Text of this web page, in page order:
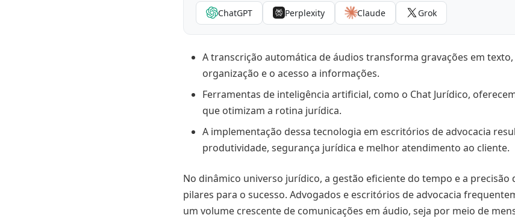
Economia de tempo e aumento da produtividade
Segurança jurídica e compliance
Melhoria na qualidade das peças processuais
Chat Jurídico: a ferramenta ideal para transcrição automática de
Como implementar a transcrição automática de áudios no escritório
Transcrição automática e a conformidade com a LGPD
O impacto na prospecção e no fechamento de contratos
ChatGPT
Perplexity Claude Grok
A transcrição automática de áudios transforma gravações em
organização e o acesso a informações.
Ferramentas de inteligência artificial, como o Chat Jurídico,
que otimizam a rotina jurídica.
A implementação dessa tecnologia em escritórios de advocacia
produtividade, segurança jurídica e melhor atendimento ao cliente.
No dinâmico universo jurídico, a gestão eficiente do tempo e a precisão
pilares para o sucesso. Advogados e escritórios de advocacia
um volume crescente de comunicações em áudio, seja por meio de